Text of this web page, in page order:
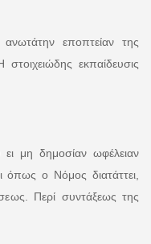
εποπτείαν της
εκπαίδευσις
ει μη δημοσίαν ωφέλειαν
όπως ο Νόμος διατάττει,
Περί συντάξεως της